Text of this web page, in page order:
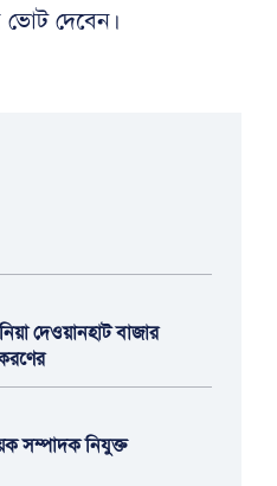
ভোট দেবেন।
দেওয়ানহাট বাজার
সম্পাদক নিযুক্ত